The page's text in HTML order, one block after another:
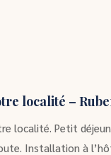
localité –
localité. Petit
Installation à